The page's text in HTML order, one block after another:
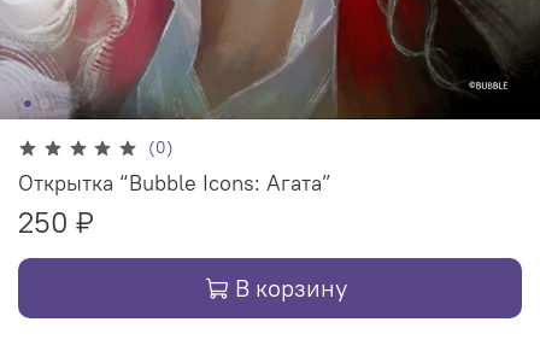
(0)
Открытка “Bubble Icons: Агата”
250 ₽
В корзину